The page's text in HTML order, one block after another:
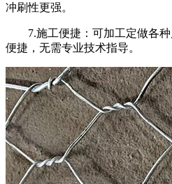
冲刷性更强。
7.施工便捷：可加工定做各
便捷，无需专业技术指导。